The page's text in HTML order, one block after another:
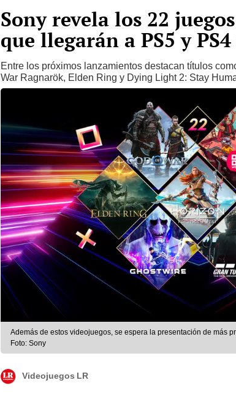
Sony revela los 22
que llegarán a PS5 y
Entre los próximos lanzamientos destacan títulos
War Ragnarök, Elden Ring y Dying Light 2: Stay
Además de estos videojuegos, se espera la presentación de más
Foto: Sony
Videojuegos LR